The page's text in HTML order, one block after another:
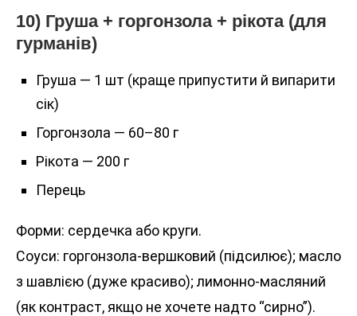
10) Груша + горгонзола + рікота (для
гурманів)
Груша — 1 шт (краще припустити й випарити
сік)
Горгонзола — 60–80 г
Рікота — 200 г
Перець
Форми: сердечка або круги.
Соуси: горгонзола-вершковий (підсилює); масло
з шавлією (дуже красиво); лимонно-масляний
(як контраст, якщо не хочете надто “сирно”).